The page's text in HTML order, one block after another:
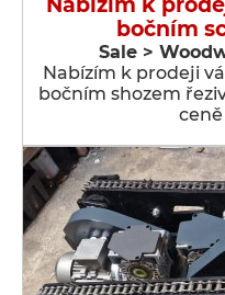
bočním
Sale >
Nabízím k prodeji
bočním shozem
ceně